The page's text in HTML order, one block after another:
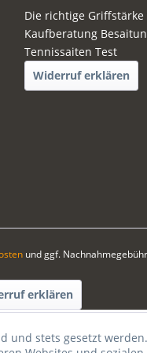
Die richtige
Kaufberatung
Tennissaiten Test
Widerruf erklären
und ggf.
erklären
stets gesetzt